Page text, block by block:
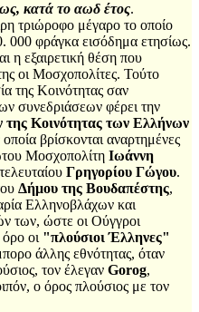
κατά το αωδ έτος.
τριώροφο μέγαρο το οποίο
000 φράγκα εισόδημα ετησίως.
η εξαιρετική θέση που
οι Μοσχοπολίτες. Τούτο
της Κοινότητας σαν
συνεδριάσεων φέρει την
της Κοινότητας των Ελλήνων
βρίσκονται αναρτημένες
Μοσχοπολίτη Ιωάννη
Γρηγορίου Γώγου.
Δήμου της Βουδαπέστης,
Ελληνοβλάχων και
των, ώστε οι Ούγγροι
οι "πλούσιοι Έλληνες"
άλλης εθνότητας, όταν
τον έλεγαν Gorog,
ο όρος πλούσιος με τον